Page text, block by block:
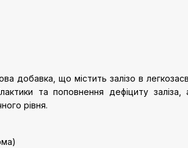
добавка, що містить залізо в
та поповнення дефіциту
рівня.